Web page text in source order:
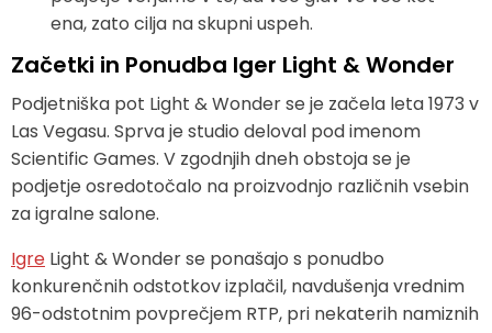
ena, zato cilja na skupni uspeh.
Začetki in Ponudba Iger Light & Wonder
Podjetniška pot Light & Wonder se je začela leta 1973 v
Las Vegasu. Sprva je studio deloval pod imenom
Scientific Games. V zgodnjih dneh obstoja se je
podjetje osredotočalo na proizvodnjo različnih vsebin
za igralne salone.
Igre Light & Wonder se ponašajo s ponudbo
konkurenčnih odstotkov izplačil, navdušenja vrednim
96-odstotnim povprečjem RTP, pri nekaterih namiznih